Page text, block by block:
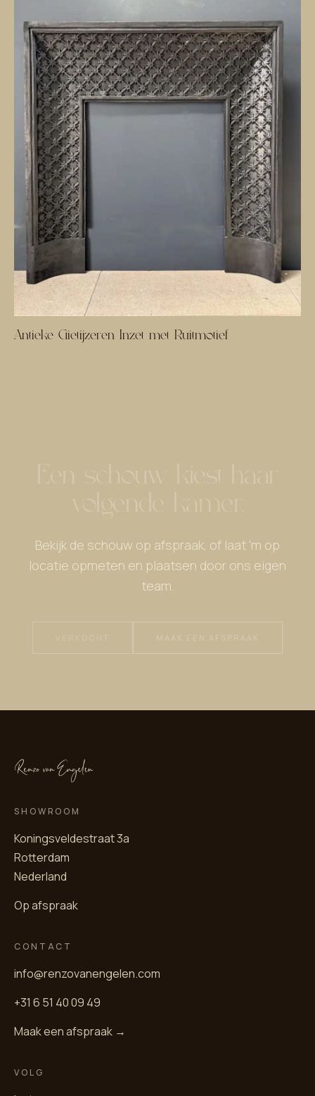
Antieke Gietijzeren Inzet met Ruitmotief
Een schouw kiest haar
volgende kamer.
Bekijk de schouw op afspraak, of laat 'm op
locatie opmeten en plaatsen door ons eigen
team.
MAAK EEN AFSPRAAK
SHOWROOM
Koningsveldestraat 3a
Rotterdam
Nederland
Op afspraak
CONTACT
info@renzovanengelen.com
+31 6 51 40 09 49
Maak een afspraak →
VOLG